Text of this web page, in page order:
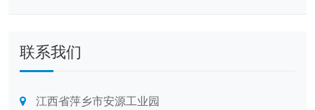
联系我们
江西省萍乡市安源工业园